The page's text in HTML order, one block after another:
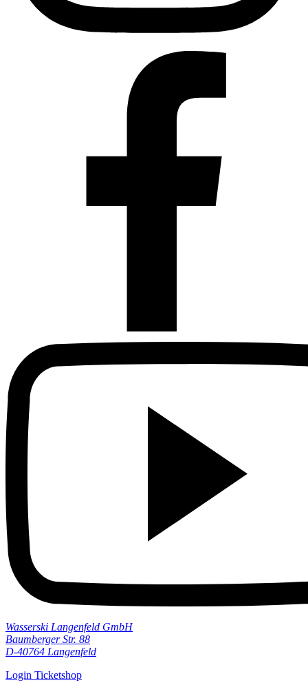
Wasserski Langenfeld GmbH
Baumberger Str. 88
D-40764 Langenfeld
Login Ticketshop